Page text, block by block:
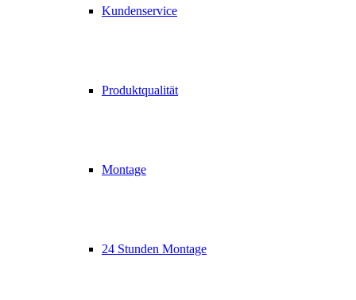
Kundenservice
Produktqualität
Montage
24 Stunden Montage